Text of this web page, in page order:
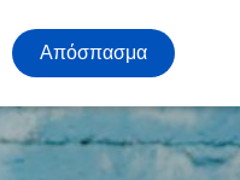
Απόσπασμα